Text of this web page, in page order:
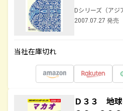
Dシリーズ（アジ
2007.07.27 発売
当社在庫切れ
Ｄ３３ 地